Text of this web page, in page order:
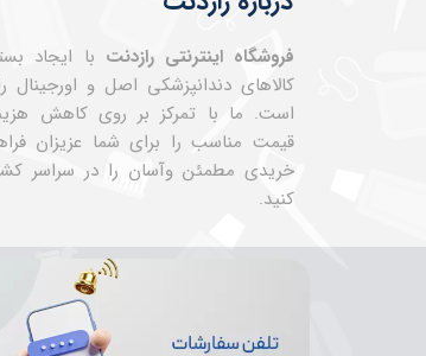
فروشگاه اینترنتی رازدنت با ایجاد
کالاهای دندانپزشکی اصل و اورجینال
است. ما با تمرکز بر روی کاهش
قیمت مناسب را برای شما عزیزان
خریدی مطمئن وآسان را در سراسر
کنید.